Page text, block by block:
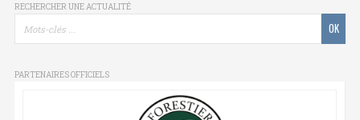
RECHERCHER UNE ACTUALITÉ
PARTENAIRES OFFICIELS